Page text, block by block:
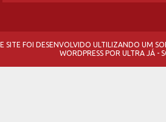
SITE FOI DESENVOLVIDO ULTILIZANDO UM
WORDPRESS POR ULTRA JÁ -